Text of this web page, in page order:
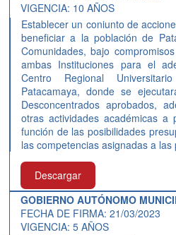
VIGENCIA: 10 AÑOS
Establecer un coniunto de
beneficiar a la población de
Comunidades, bajo
ambas Instituciones para el
Centro Regional
Patacamaya, donde se
Desconcentrados aprobados,
otras actividades académicas a
función de las posibilidades
las competencias asignadas a las
Descargar
GOBIERNO AUTÓNOMO
FECHA DE FIRMA: 21/03/2023
VIGENCIA: 5 AÑOS